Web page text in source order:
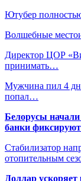
Ютубер
Волшебные
Директор ЦОР
принимать…
Мужчина пил 4
попал…
Белорусы начали
банки
Стабилизатор
отопительным
Доллар